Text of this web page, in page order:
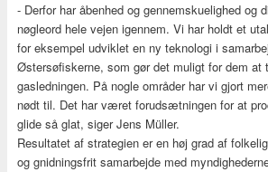
- Derfor har åbenhed og gennemskuelighed og
nøgleord hele vejen igennem. Vi har holdt et
for eksempel udviklet en ny teknologi i
Østersøfiskerne, som gør det muligt for dem at
gasledningen. På nogle områder har vi gjort
nødt til. Det har været forudsætningen for at
glide så glat, siger Jens Müller.
Resultatet af strategien er en høj grad af
og gnidningsfrit samarbejde med